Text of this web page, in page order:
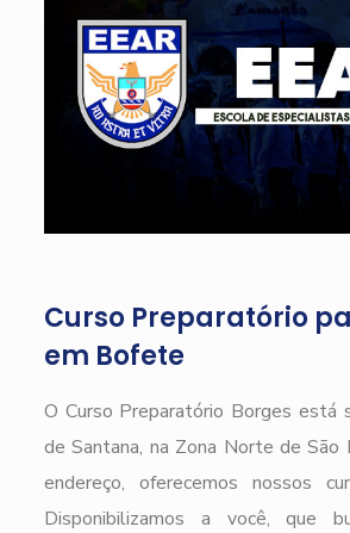
Curso Preparatório
em Bofete
O Curso Preparatório Borges está
de Santana, na Zona Norte de São
endereço, oferecemos nossos
Disponibilizamos a você, que